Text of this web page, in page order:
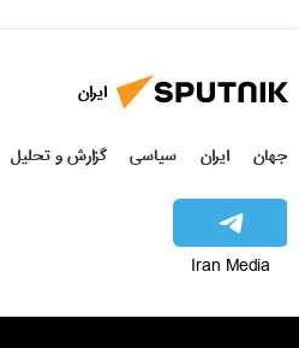
ایران
جهان ایران سیاسی گزارش و تحلیل
Iran Media